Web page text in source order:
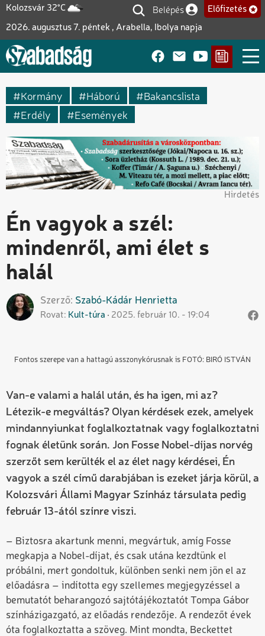
Ugrás
tartalomra
Kolozsvár 32°C
2026. augusztus 7. péntek , Arabella, Ibolya napja
Felhasználói fiók
Belépés Előfizetés
Kormány Háború
Bakancslista
Erdély
Események
Hirdetés
Én vagyok a szél:
mindenről, ami élet s
halál
Szerző Szabó-Kádár Henrietta
Rovat Kult-túra 2025. február 10. - 19:04
Fontos szerepe van a hattagú asszonykórusnak is FOTÓ: BIRÓ ISTVÁN
Van-e valami a halál után, és ha igen, mi az?
Létezik-e megváltás? Olyan kérdések ezek, amelyek
mindannyiunkat foglalkoztatnak vagy foglalkoztatni
fognak életünk során. Jon Fosse Nobel-díjas norvég
szerzőt sem kerülték el az élet nagy kérdései, Én
vagyok a szél című darabjában is ezeket járja körül, a
Kolozsvári Állami Magyar Színház társulata pedig
február 13-ától színre viszi.
– Biztosra akartunk menni, megvártuk, amíg Fosse
megkapja a Nobel-díjat, és csak utána kezdtünk el
próbálni, mert gondoltuk, különben senki nem jön el az
előadásra – indította egy szellemes megjegyzéssel a
bemutatót beharangozó sajtótájékoztatót Tompa Gábor
színházigazgató, az előadás rendezője. A rendezőt évek
óta foglalkoztatta a szöveg. Mint mondta, Beckettet